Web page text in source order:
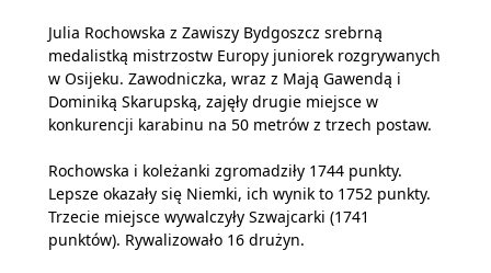
Julia Rochowska z Zawiszy Bydgoszcz srebrną
medalistką mistrzostw Europy juniorek rozgrywanych
w Osijeku. Zawodniczka, wraz z Mają Gawendą i
Dominiką Skarupską, zajęły drugie miejsce w
konkurencji karabinu na 50 metrów z trzech postaw.
Rochowska i koleżanki zgromadziły 1744 punkty.
Lepsze okazały się Niemki, ich wynik to 1752 punkty.
Trzecie miejsce wywalczyły Szwajcarki (1741
punktów). Rywalizowało 16 drużyn.